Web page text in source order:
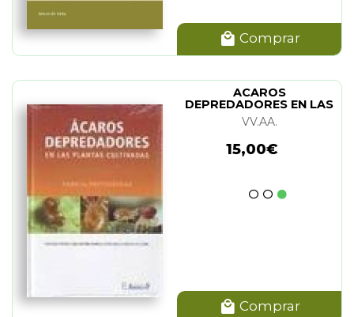
Comprar
ACAROS
DEPREDADORES EN LAS
PLANTAS CULTIVADAS
VV.AA.
15,00€
Comprar